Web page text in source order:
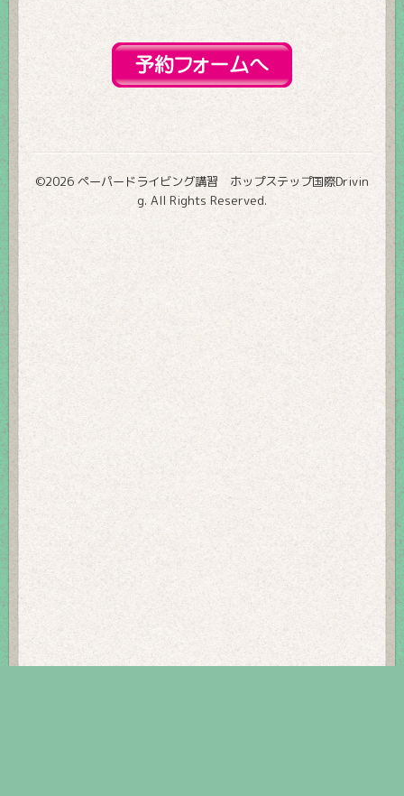
©2026 ペーパードライビング講習 ホップステップ国際Drivin
g. All Rights Reserved.